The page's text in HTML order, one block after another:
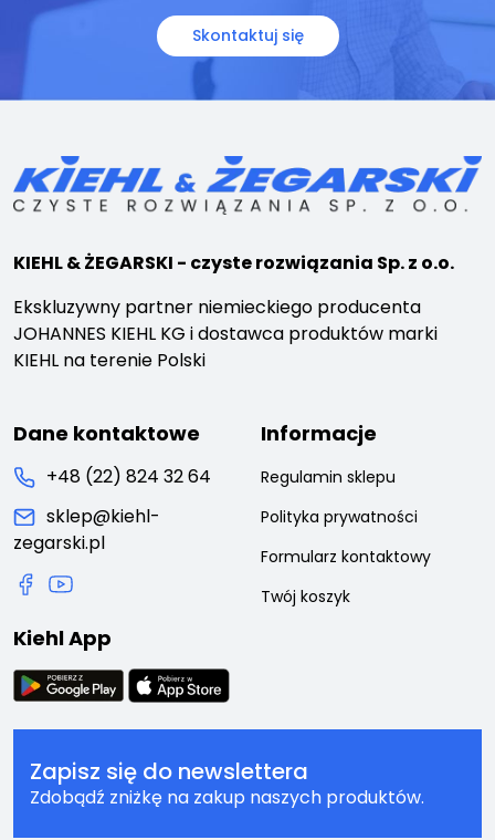
Skontaktuj się
KIEHL & ŻEGARSKI - czyste rozwiązania Sp. z o.o.
Ekskluzywny partner niemieckiego producenta
JOHANNES KIEHL KG i dostawca produktów marki
KIEHL na terenie Polski
Dane kontaktowe
+48 (22) 824 32 64
sklep@kiehl-
zegarski.pl
Kiehl App
Informacje
Regulamin sklepu
Polityka prywatności
Formularz kontaktowy
Twój koszyk
Zapisz się do newslettera
Zdobądź zniżkę na zakup naszych produktów.